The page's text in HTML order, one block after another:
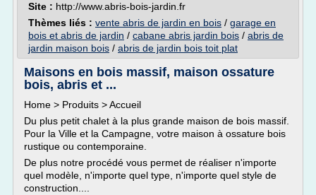
Site : http://www.abris-bois-jardin.fr
Thèmes liés : vente abris de jardin en bois / garage en
bois et abris de jardin / cabane abris jardin bois / abris de
jardin maison bois / abris de jardin bois toit plat
Maisons en bois massif, maison ossature
bois, abris et ...
Home > Produits > Accueil
Du plus petit chalet à la plus grande maison de bois massif.
Pour la Ville et la Campagne, votre maison à ossature bois
rustique ou contemporaine.
De plus notre procédé vous permet de réaliser n'importe
quel modèle, n'importe quel type, n'importe quel style de
construction....